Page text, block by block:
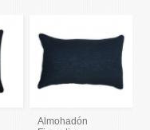
Almohadón